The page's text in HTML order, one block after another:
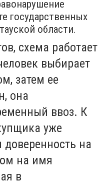
государственных
области.
схема работает
выбирает
затем ее
она
ввоз. К
уже
доверенность на
на имя
в